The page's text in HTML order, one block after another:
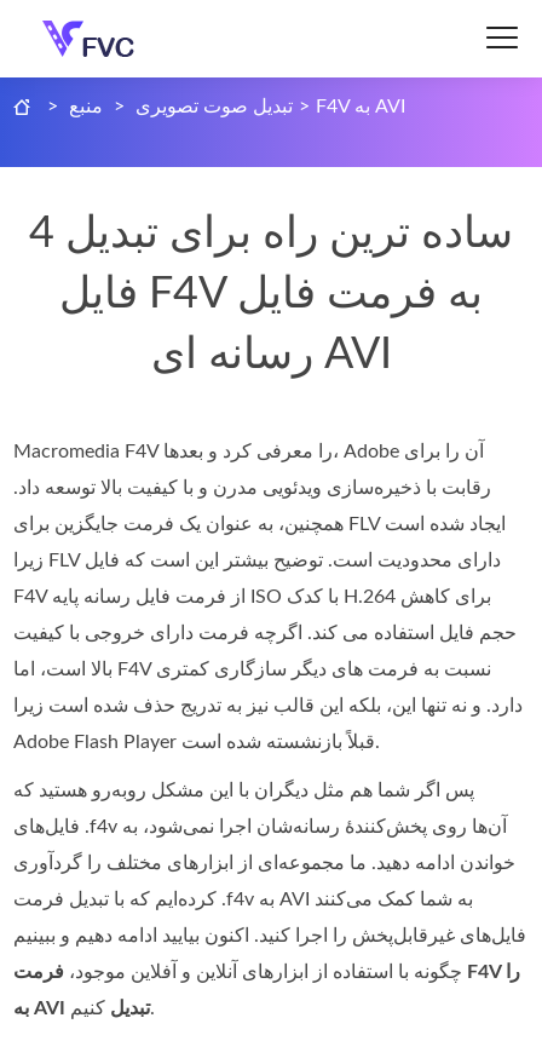
> منبع > تبدیل صوت تصویری > F4V به AVI
4 ساده ترین راه برای تبدیل
فایل F4V به فرمت فایل
رسانه ای AVI
Macromedia F4V را معرفی کرد و بعدها، Adobe آن را برای
رقابت با ذخیره‌سازی ویدئویی مدرن و با کیفیت بالا توسعه داد.
همچنین، به عنوان یک فرمت جایگزین برای FLV ایجاد شده است
زیرا FLV دارای محدودیت است. توضیح بیشتر این است که فایل
F4V از فرمت فایل رسانه پایه ISO با کدک H.264 برای کاهش
حجم فایل استفاده می کند. اگرچه فرمت دارای خروجی با کیفیت
بالا است، اما F4V نسبت به فرمت های دیگر سازگاری کمتری
دارد. و نه تنها این، بلکه این قالب نیز به تدریج حذف شده است زیرا
Adobe Flash Player قبلاً بازنشسته شده است.
پس اگر شما هم مثل دیگران با این مشکل روبه‌رو هستید که
فایل‌های ‎.f4v‎ آن‌ها روی پخش‌کننده‌ٔ رسانه‌شان اجرا نمی‌شود، به
خواندن ادامه دهید. ما مجموعه‌ای از ابزارهای مختلف را گردآوری
کرده‌ایم که با تبدیل فرمت ‎.f4v‎ به AVI به شما کمک می‌کنند
فایل‌های غیرقابل‌پخش را اجرا کنید. اکنون بیایید ادامه دهیم و ببینیم
چگونه با استفاده از ابزارهای آنلاین و آفلاین موجود، فرمت F4V را
به AVI تبدیلکنیم.